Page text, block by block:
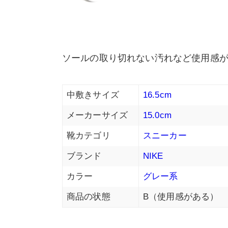
ソールの取り切れない汚れなど使用感
中敷きサイズ 16.5cm
メーカーサイズ 15.0cm
靴カテゴリ スニーカー
ブランド NIKE
カラー グレー系
商品の状態 B（使用感がある）